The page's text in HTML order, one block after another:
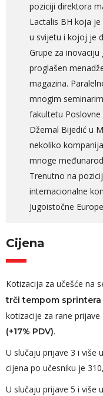
poziciji direktora
Lactalis BH koja
u svijetu i kojoj je
Grupe za
proglašen
magazina.
mnogim
fakultetu
Džemal Bijedić u
nekoliko
mnoge
Trenutno na
internacionalne
Jugoistočne
Cijena
Kotizacija za učešće na
trči tempom sprintera
kotizacije za rane
(+17% PDV).
U slučaju prijave 3 i više
cijena po učesniku je
U slučaju prijave 5 i više